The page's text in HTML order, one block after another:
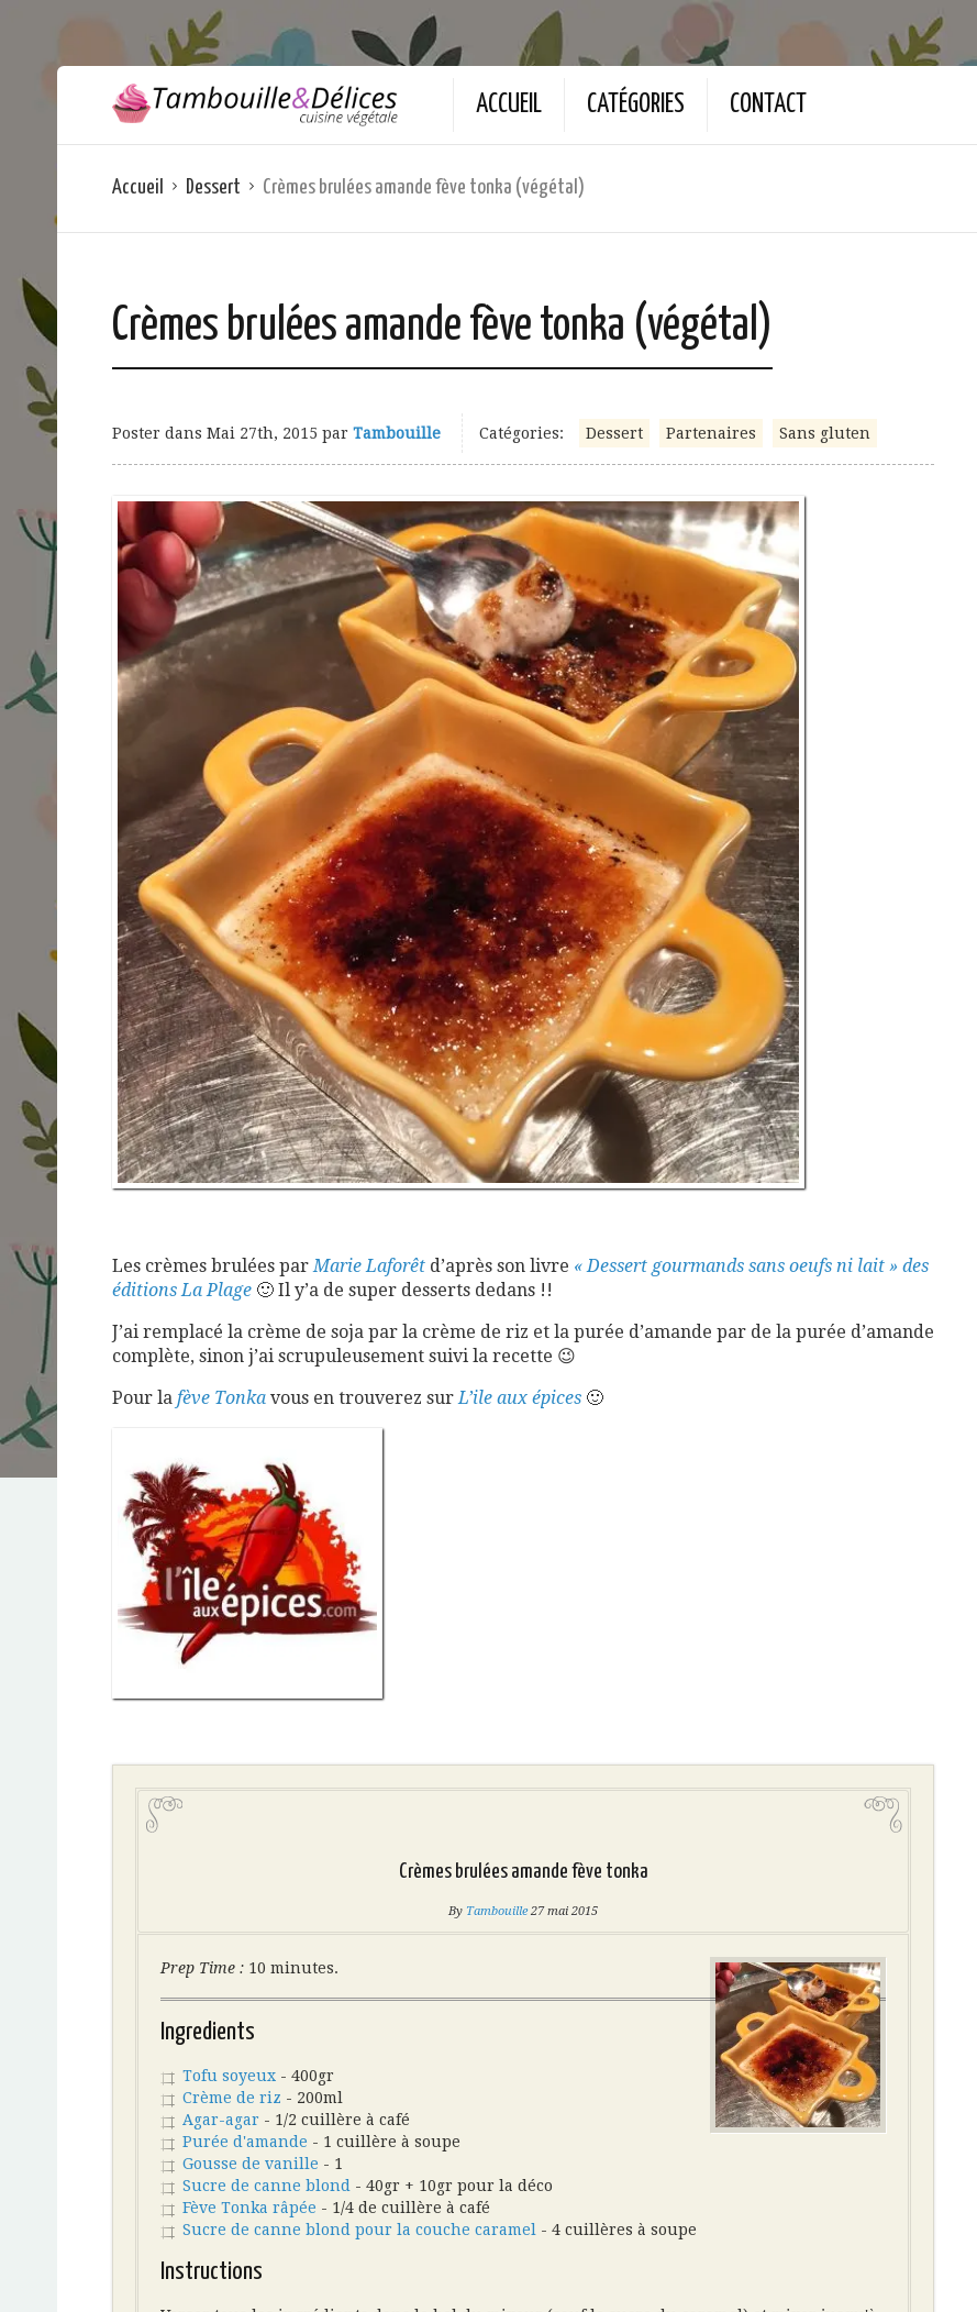
ACCUEIL CATÉGORIES CONTACT
Accueil Dessert Crèmes brulées amande fève tonka (végétal)
Crèmes brulées amande fève tonka (végétal)
Poster dans Mai 27th, 2015 par Tambouille Catégories: Dessert Partenaires Sans gluten
Les crèmes brulées parMarie Laforêt d’après son livre « Dessert gourmands sans oeufs ni lait » des
éditions La Plage 🙂 Il y’a de super desserts dedans !!
J’ai remplacé la crème de soja par la crème de riz et la purée d’amande par de la purée d’amande
complète, sinon j’ai scrupuleusement suivi la recette 😉
Pour la fève Tonka vous en trouverez surL’ile aux épices 🙂
Crèmes brulées amande fève tonka
By Tambouille 27 mai 2015
Prep Time : 10 minutes.
Ingredients
Tofu soyeux - 400gr
Crème de riz - 200ml
Agar-agar - 1/2 cuillère à café
Purée d'amande - 1 cuillère à soupe
Gousse de vanille - 1
Sucre de canne blond - 40gr + 10gr pour la déco
Fève Tonka râpée - 1/4 de cuillère à café
Sucre de canne blond pour la couche caramel - 4 cuillères à soupe
Instructions